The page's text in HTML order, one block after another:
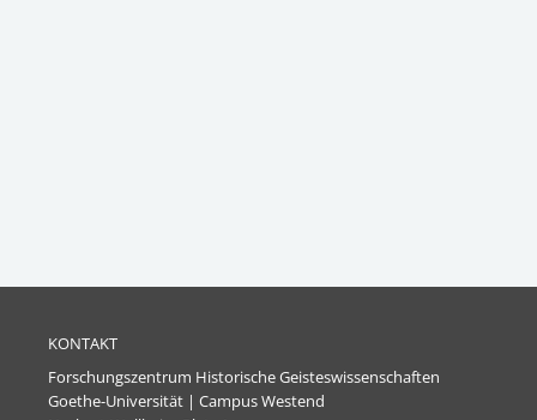
KONTAKT
Forschungszentrum Historische Geisteswissenschaften
Goethe-Universität | Campus Westend